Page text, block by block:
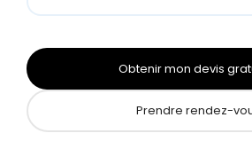
Obtenir mon devis
Prendre rendez-